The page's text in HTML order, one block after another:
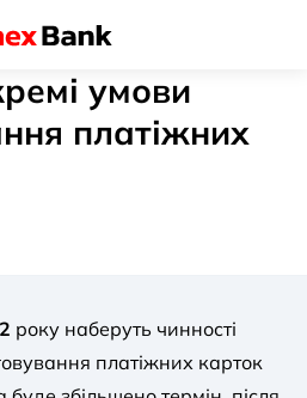
умови
платіжних
року наберуть чинності
платіжних карток